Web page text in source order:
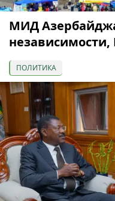
МИД
независимости,
ПОЛИТИКА